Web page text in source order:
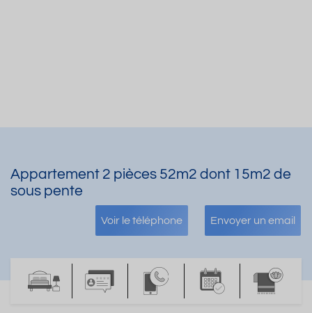
Appartement 2 pièces 52m2 dont 15m2 de
sous pente
Voir le téléphone Envoyer un email